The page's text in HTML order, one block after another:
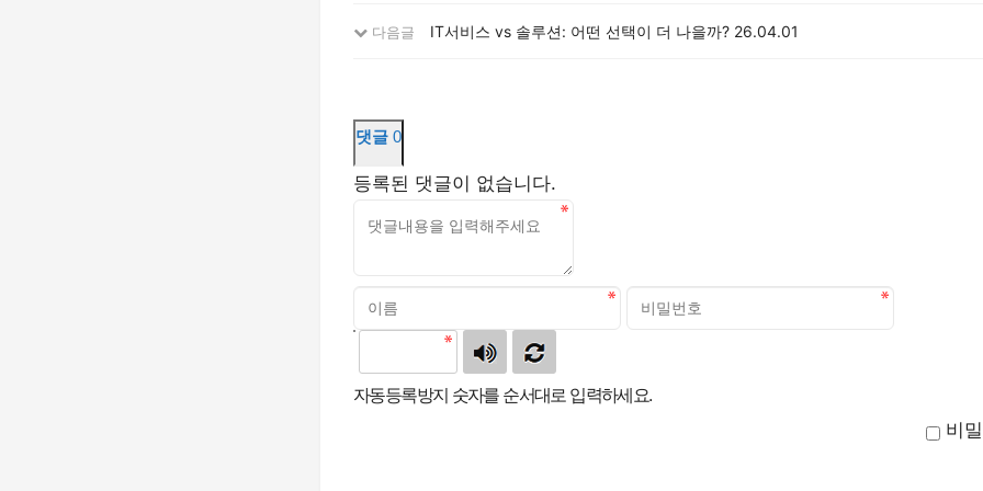
다음글 IT서비스 vs 솔루션: 어떤 선택이 더 나을까? 26.04.01
댓글 0
등록된 댓글이 없습니다.
자동등록방지 숫자를 순서대로 입력하세요.
비